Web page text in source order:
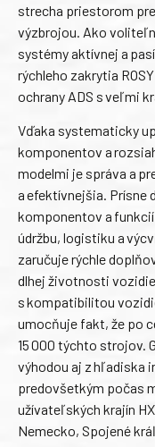
strecha priestorom
výzbrojou. Ako
systémy aktívnej a
rýchleho zakrytia
ochrany ADS s veľmi
Vďaka systematicky
komponentov a
modelmi je správa a
a efektívnejšia. Prísne
komponentov a
údržbu, logistiku a
zaručuje rýchle
dlhej životnosti
s kompatibilitou
umocňuje fakt, že po
15 000 týchto strojov.
výhodou aj z hľadiska
predovšetkým počas
užívateľských krajín
Nemecko, Spojené